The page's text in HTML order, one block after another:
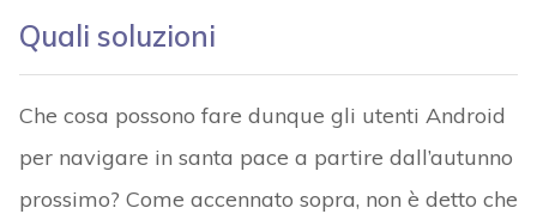
Quali soluzioni
Che cosa possono fare dunque gli utenti Android
per navigare in santa pace a partire dall’autunno
prossimo? Come accennato sopra, non è detto che